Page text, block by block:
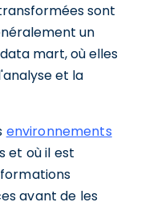
sont
un
mart, où elles
et la
environnements
et où il est
avant de les